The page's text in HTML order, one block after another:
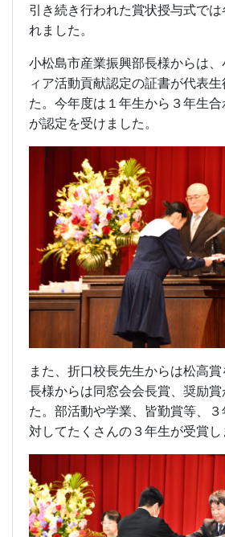
引き続き行われた賞状授与式では
れました。
小松島市産業振興部長様からは
ィア活動貢献認定の証書が代表
た。今年度は１年生から３年生
が認定を受けました。
また、折口校長先生からは松高
長様からは同窓会会長賞、奨励賞
た。部活動や学業、皆勤賞等、
対してたくさんの３年生が受賞し